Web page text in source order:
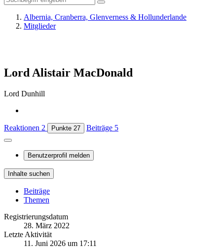
Albernia, Cranberra, Glenverness & Hollunderlande
Mitglieder
Lord Alistair MacDonald
Lord Dunhill
Reaktionen 2 Punkte 27 Beiträge 5
Benutzerprofil melden
Inhalte suchen
Beiträge
Themen
Registrierungsdatum
28. März 2022
Letzte Aktivität
11. Juni 2026 um 17:11